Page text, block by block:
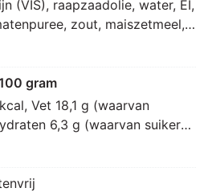
(VIS), raapzaadolie, water, EI,
zout, maiszetmeel,
MOSTERDmeel, gistextract,
E415]
gram
Vet 18,1 g (waarvan
6,3 g (waarvan suikers
13 g, Zout 1,2 g.